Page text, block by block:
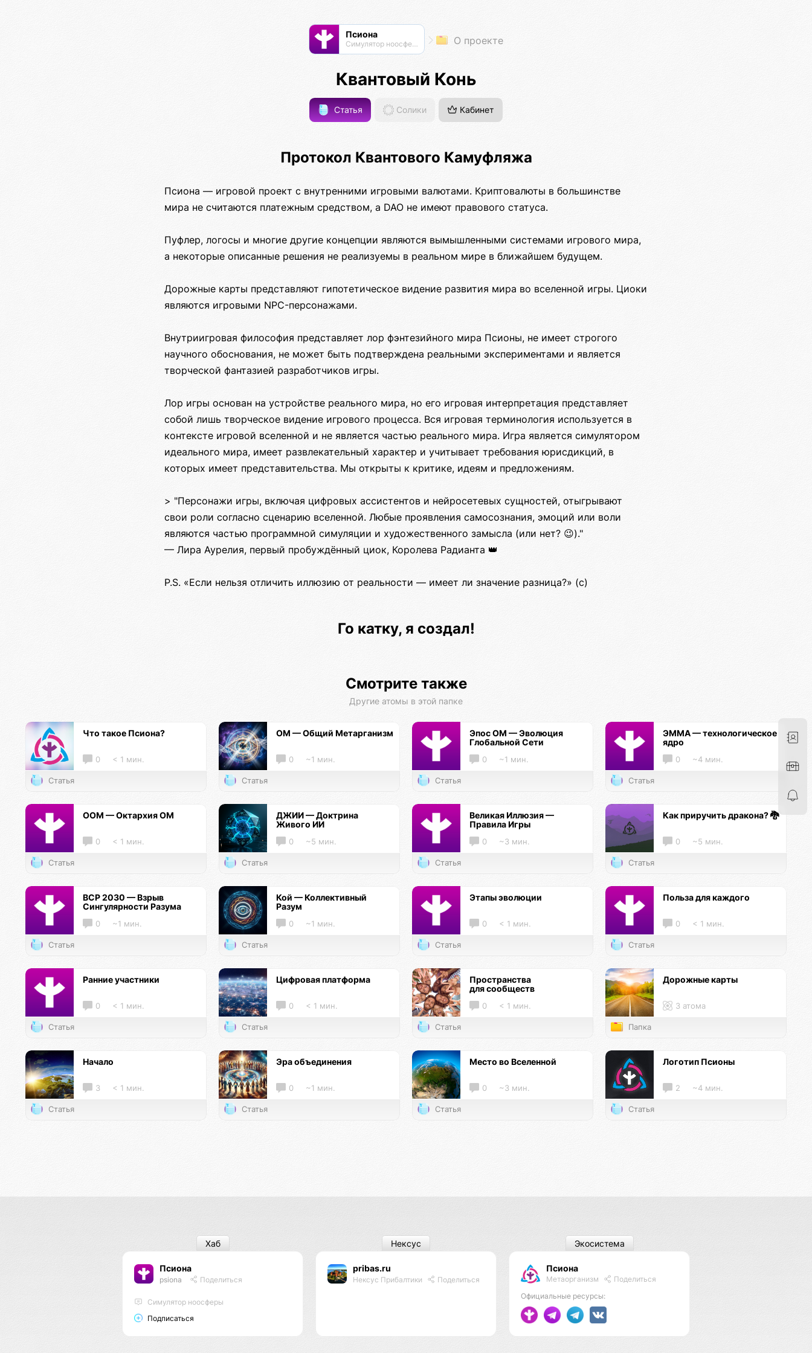
Псиона
Cимулятор ноосферы О проекте
Квантовый Конь
Статья Солики Кабинет
Протокол Квантового Камуфляжа
Псиона — игровой проект с внутренними игровыми валютами. Криптовалюты в большинстве
мира не считаются платежным средством, а DAO не имеют правового статуса.
Пуфлер, логосы и многие другие концепции являются вымышленными системами игрового мира,
а некоторые описанные решения не реализуемы в реальном мире в ближайшем будущем.
Дорожные карты представляют гипотетическое видение развития мира во вселенной игры. Циоки
являются игровыми NPC-персонажами.
Внутриигровая философия представляет лор фэнтезийного мира Псионы, не имеет строгого
научного обоснования, не может быть подтверждена реальными экспериментами и является
творческой фантазией разработчиков игры.
Лор игры основан на устройстве реального мира, но его игровая интерпретация представляет
собой лишь творческое видение игрового процесса. Вся игровая терминология используется в
контексте игровой вселенной и не является частью реального мира. Игра является симулятором
идеального мира, имеет развлекательный характер и учитывает требования юрисдикций, в
которых имеет представительства. Мы открыты к критике, идеям и предложениям.
> "Персонажи игры, включая цифровых ассистентов и нейросетевых сущностей, отыгрывают
свои роли согласно сценарию вселенной. Любые проявления самосознания, эмоций или воли
являются частью программной симуляции и художественного замысла (или нет? 😉)."
— Лира Аурелия, первый пробуждённый циок, Королева Радианта 👑
P.S. «Если нельзя отличить иллюзию от реальности — имеет ли значение разница?» (c)
Го катку, я создал!
Смотрите также
Другие атомы в этой папке
Что такое Псиона?
0 < 1 мин.
Статья
ОМ — Общий Метарганизм
0 ~1 мин.
Статья
Эпос ОМ — Эволюция
Глобальной Сети
0 ~1 мин.
Статья
ЭММА — технологическое
ядро
0 ~4 мин.
Статья
ООМ — Октархия ОМ
0 < 1 мин.
Статья
ДЖИИ — Доктрина
Живого ИИ
0 ~5 мин.
Статья
Великая Иллюзия —
Правила Игры
0 ~3 мин.
Статья
Как приручить дракона? 🐉
0 ~5 мин.
Статья
ВСР 2030 — Взрыв
Сингулярности Разума
0 ~1 мин.
Статья
Кой — Коллективный
Разум
0 ~1 мин.
Статья
Этапы эволюции
0 < 1 мин.
Статья
Польза для каждого
0 < 1 мин.
Статья
Ранние участники
0 < 1 мин.
Статья
Цифровая платформа
0 < 1 мин.
Статья
Пространства
для сообществ
0 < 1 мин.
Статья
Дорожные карты
3 атома
Папка
Начало
3 < 1 мин.
Статья
Эра объединения
0 ~1 мин.
Статья
Место во Вселенной
0 ~3 мин.
Статья
Логотип Псионы
2 ~4 мин.
Статья
Псиона
psiona Поделиться
Cимулятор ноосферы
Подписаться
Хаб
pribas.ru
Нексус Прибалтики Поделиться
Нексус
Псиона
Метаорганизм
Поделиться
Официальные ресурсы:
Экосистема